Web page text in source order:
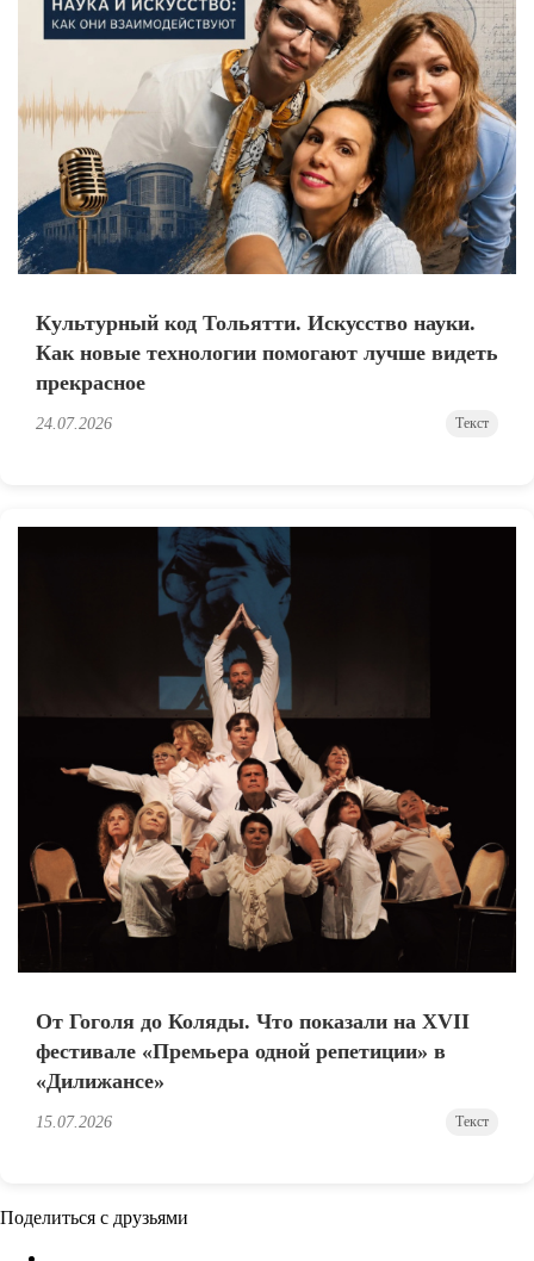
Культурный код Тольятти. Искусство науки.
Как новые технологии помогают лучше видеть
прекрасное
24.07.2026 Текст
От Гоголя до Коляды. Что показали на XVII
фестивале «Премьера одной репетиции» в
«Дилижансе»
15.07.2026 Текст
Поделиться с друзьями